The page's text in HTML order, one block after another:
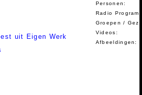
uit Eigen Werk
Personen:
Radio
Groepen /
Videos:
Afbeeldingen: